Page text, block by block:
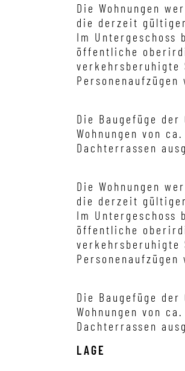
Die Wohnungen
die derzeit
Im
öffentliche
verkehrsberuhigte
Die Baugefüge
Wohnungen von
Dachterrassen
Die Wohnungen
die derzeit
Im
öffentliche
verkehrsberuhigte
Die Baugefüge
Wohnungen von
Dachterrassen
LAGE